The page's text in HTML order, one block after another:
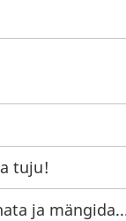
tuju!
ja